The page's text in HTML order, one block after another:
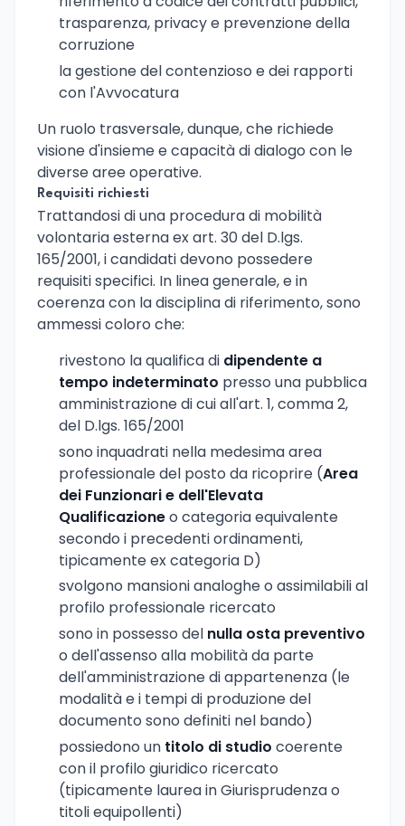
trasparenza, privacy e prevenzione della
corruzione
la gestione del contenzioso e dei rapporti
con l'Avvocatura
Un ruolo trasversale, dunque, che richiede
visione d'insieme e capacità di dialogo con le
diverse aree operative.
Requisiti richiesti
Trattandosi di una procedura di mobilità
volontaria esterna ex art. 30 del D.lgs.
165/2001, i candidati devono possedere
requisiti specifici. In linea generale, e in
coerenza con la disciplina di riferimento, sono
ammessi coloro che:
rivestono la qualifica di dipendente a
tempo indeterminato presso una pubblica
amministrazione di cui all'art. 1, comma 2,
del D.lgs. 165/2001
sono inquadrati nella medesima area
professionale del posto da ricoprire (Area
dei Funzionari e dell'Elevata
Qualificazioneo categoria equivalente
secondo i precedenti ordinamenti,
tipicamente ex categoria D)
svolgono mansioni analoghe o assimilabili al
profilo professionale ricercato
sono in possesso del nulla osta preventivo
o dell'assenso alla mobilità da parte
dell'amministrazione di appartenenza (le
modalità e i tempi di produzione del
documento sono definiti nel bando)
possiedono un titolo di studio coerente
con il profilo giuridico ricercato
(tipicamente laurea in Giurisprudenza o
titoli equipollenti)